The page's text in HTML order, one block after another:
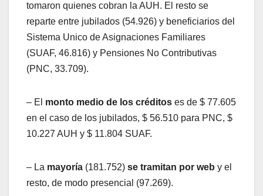
tomaron quienes cobran la AUH. El resto se
reparte entre jubilados (54.926) y beneficiarios del
Sistema Unico de Asignaciones Familiares
(SUAF, 46.816) y Pensiones No Contributivas
(PNC, 33.709).
– El monto medio de los créditos es de $ 77.605
en el caso de los jubilados, $ 56.510 para PNC, $
10.227 AUH y $ 11.804 SUAF.
– La mayoría (181.752) se tramitan por web y el
resto, de modo presencial (97.269).